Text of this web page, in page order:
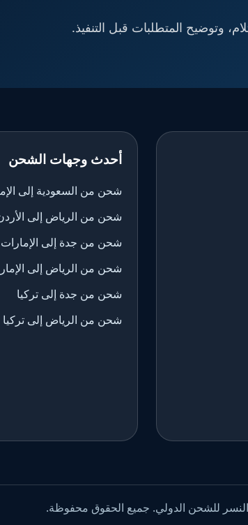
وتوضيح المتطلبات قبل التنفيذ.
أحدث وجهات الشحن
شحن من السعودية إلى
شحن من الرياض إلى
شحن من جدة إلى الإمارات
شحن من الرياض إلى
شحن من جدة إلى تركيا
شحن من الرياض إلى تركيا